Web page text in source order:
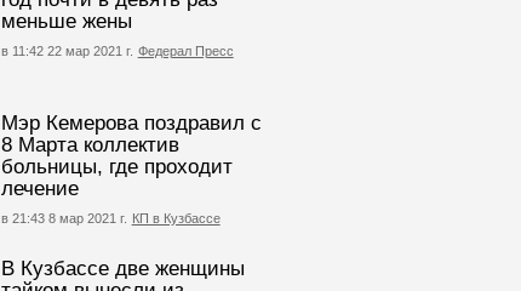
меньше жены
в 11:42 22 мар 2021 г. Федерал Пресс
Мэр Кемерова поздравил с
8 Марта коллектив
больницы, где проходит
лечение
в 21:43 8 мар 2021 г. КП в Кузбассе
В Кузбассе две женщины